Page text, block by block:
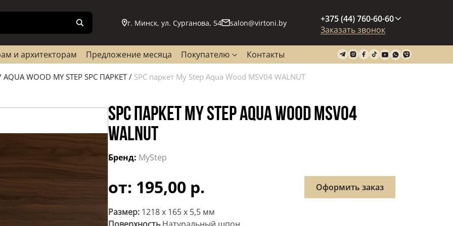
г. Минск, ул. Сурганова, 54 salon@virtoni.by
+375 (44) 760-60-60
Заказать звонок
и архитекторам Предложение месяца Покупателю Контакты
AQUA WOOD MY STEP SPC ПАРКЕТ/ SPC паркет My Step Aqua Wood MSV04 WALNUT
SPC ПАРКЕТ MY STEP AQUA WOOD MSV04
WALNUT
Бренд: MyStep
от: 195,00 р. Оформить заказ
Размер: 1218 х 165 х 5,5 мм